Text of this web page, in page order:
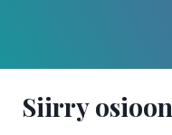
Siirry osioon